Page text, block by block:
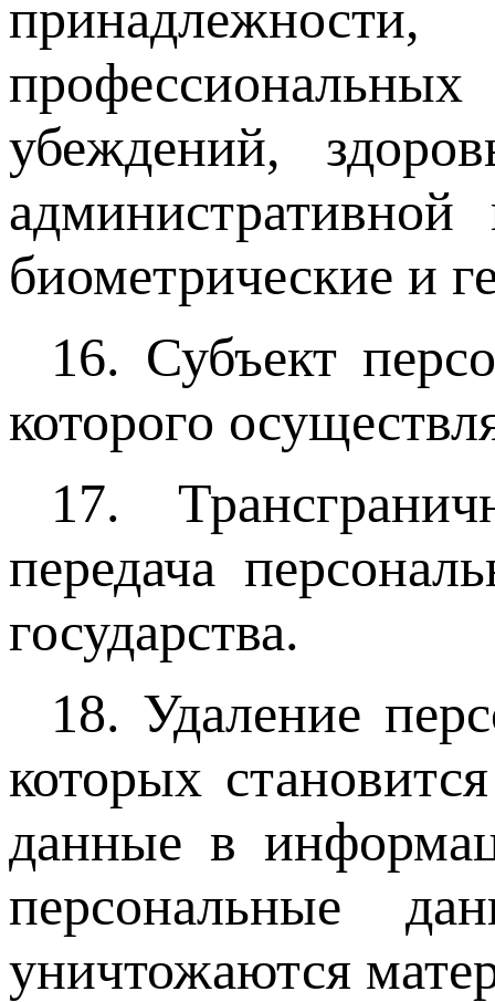
убеждений,
биометрические и
16. Субъект
которого
17.
передача
государства.
18. Удаление
которых
данные в
персональные
уничтожаются